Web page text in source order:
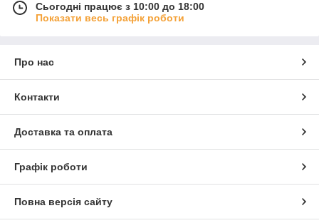
Сьогодні працює з 10:00 до 18:00
Показати весь графік роботи
Про нас
Контакти
Доставка та оплата
Графік роботи
Повна версія сайту